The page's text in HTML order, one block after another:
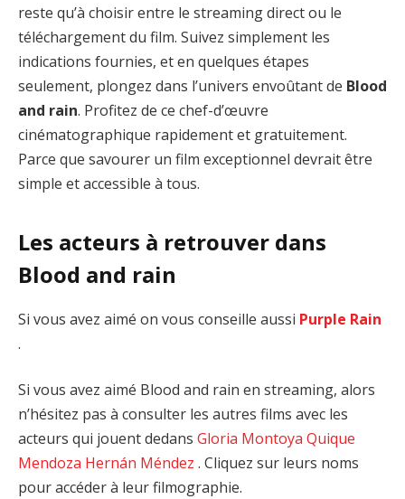
reste qu’à choisir entre le streaming direct ou le
téléchargement du film. Suivez simplement les
indications fournies, et en quelques étapes
seulement, plongez dans l’univers envoûtant de Blood
and rain. Profitez de ce chef-d’œuvre
cinématographique rapidement et gratuitement.
Parce que savourer un film exceptionnel devrait être
simple et accessible à tous.
Les acteurs à retrouver dans
Blood and rain
Si vous avez aimé on vous conseille aussi Purple Rain
.
Si vous avez aimé Blood and rain en streaming, alors
n’hésitez pas à consulter les autres films avec les
acteurs qui jouent dedans Gloria Montoya Quique
Mendoza Hernán Méndez . Cliquez sur leurs noms
pour accéder à leur filmographie.